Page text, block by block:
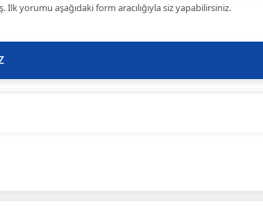
İlk yorumu aşağıdaki form aracılığıyla siz yapabilirsiniz.